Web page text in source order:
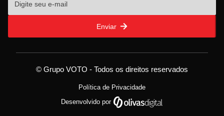
Enviar
© Grupo VOTO - Todos os direitos reservados
Política de Privacidade
Desenvolvido por